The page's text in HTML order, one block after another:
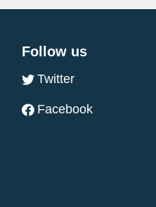
Follow us
Twitter
Facebook